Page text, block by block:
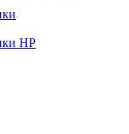
HP